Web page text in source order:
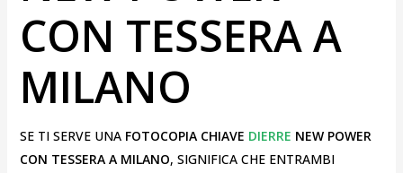
CON TESSERA A
MILANO
SE TI SERVE UNA FOTOCOPIA CHIAVE DIERRE NEW POWER
CON TESSERA A MILANO, SIGNIFICA CHE ENTRAMBI